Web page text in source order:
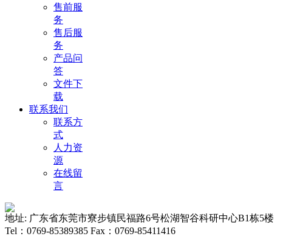
售前服
务
售后服
务
产品问
答
文件下
载
联系我们
联系方
式
人力资
源
在线留
言
地址: 广东省东莞市寮步镇民福路6号松湖智谷科研中心B1栋5楼
Tel：0769-85389385 Fax：0769-85411416